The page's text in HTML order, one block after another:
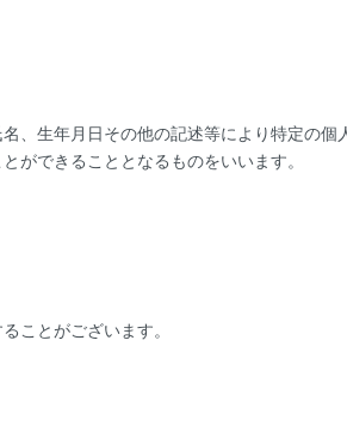
、生年月日その他の記述等により特定の個
ができることとなるものをいいます。
ことがございます。